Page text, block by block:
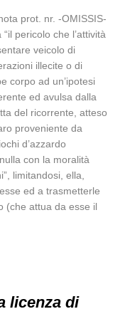
prot. nr. -OMISSIS-
pericolo che l’attività
veicolo di
illecite o di
corpo ad un’ipotesi
ed avulsa dalla
del ricorrente, atteso
proveniente da
d’azzardo
con la moralità
limitandosi, ella,
ed a trasmetterle
(che attua da esse il
licenza di